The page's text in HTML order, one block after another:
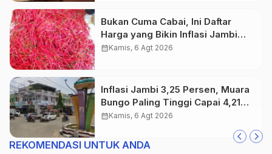
Bukan Cuma Cabai, Ini Daftar
Harga yang Bikin Inflasi Jambi
Tembus 3,25 Persen
calendar_monthKamis, 6 Agt 2026
Inflasi Jambi 3,25 Persen, Muara
Bungo Paling Tinggi Capai 4,21
Persen
calendar_monthKamis, 6 Agt 2026
REKOMENDASI UNTUK ANDA